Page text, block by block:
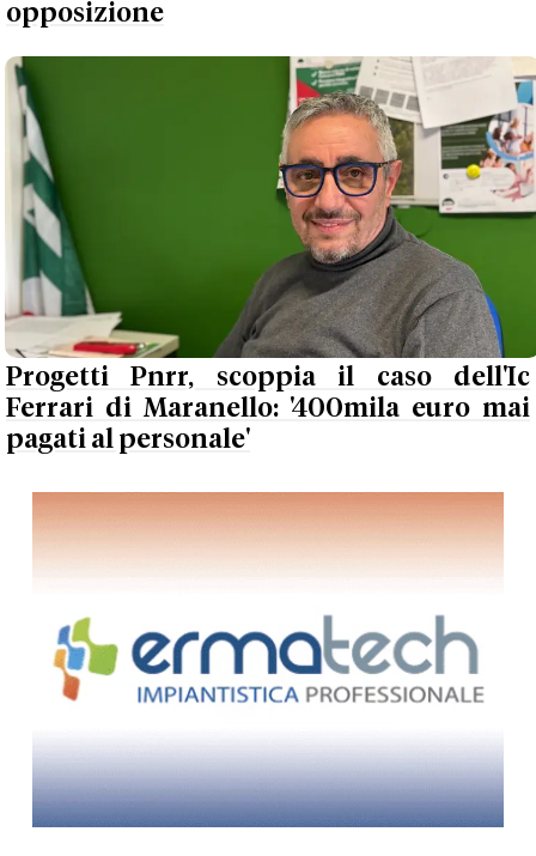
opposizione
Progetti Pnrr, scoppia il caso dell'Ic
Ferrari di Maranello: '400mila euro mai
pagati al personale'